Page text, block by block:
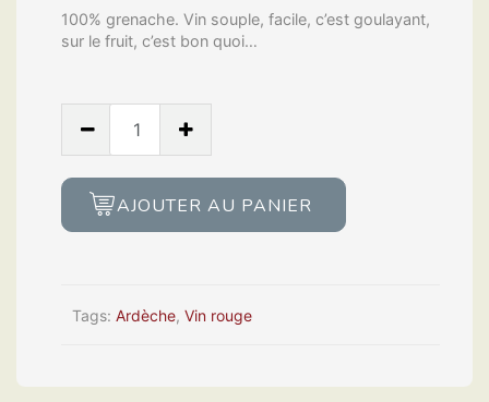
100% grenache. Vin souple, facile, c’est goulayant,
sur le fruit, c’est bon quoi…
Didier
Cazac
AJOUTER AU PANIER
Tags: Ardèche, Vin rouge